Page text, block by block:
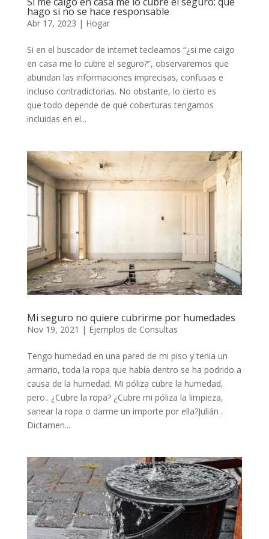
hago si no se hace responsable
Abr 17, 2023 | Hogar
Si en el buscador de internet tecleamos “¿si me caigo
en casa me lo cubre el seguro?”, observaremos que
abundan las informaciones imprecisas, confusas e
incluso contradictorias. No obstante, lo cierto es
que todo depende de qué coberturas tengamos
incluidas en el...
Mi seguro no quiere cubrirme por humedades
Nov 19, 2021 | Ejemplos de Consultas
Tengo humedad en una pared de mi piso y tenia un
armario, toda la ropa que había dentro se ha podrido a
causa de la humedad. Mi póliza cubre la humedad,
pero.. ¿Cubre la ropa? ¿Cubre mi póliza la limpieza,
sanear la ropa o darme un importe por ella?Julián .
Dictamen...